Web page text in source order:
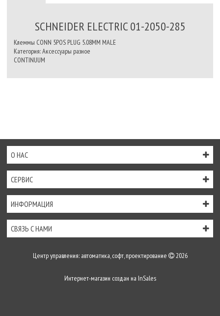
SCHNEIDER ELECTRIC 01-2050-285
Клеммы CONN 5POS PLUG 5.08MM MALE
Категория: Аксессуары разное
CONTINUUM
О НАС
СЕРВИС
ИНФОРМАЦИЯ
СВЯЗЬ С НАМИ
Центр управления: автоматика, софт, проектирование 2026
Интернет-магазин создан на InSales